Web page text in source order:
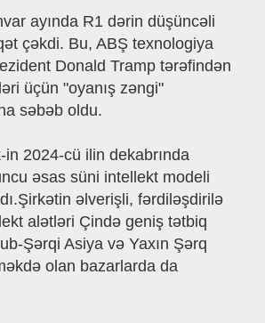
ayında R1 dərin düşüncəli
çəkdi. Bu, ABŞ texnologiya
Donald Tramp tərəfindən
üçün "oyanış zəngi"
səbəb oldu.
2024-cü ilin dekabrında
əsas süni intellekt modeli
əlverişli, fərdiləşdirilə
alətləri Çində geniş tətbiq
Şərqi Asiya və Yaxın Şərq
olan bazarlarda da